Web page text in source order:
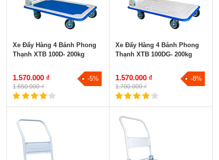
Xe Đẩy Hàng 4 Bánh Phong
Thạnh XTB 100D- 200kg
1.570.000 ₫
1.650.000 ₫
-5%
Xe Đẩy Hàng 4 Bánh Phong
Thạnh XTB 100DG- 200kg
1.570.000 ₫
1.700.000 ₫
-8%